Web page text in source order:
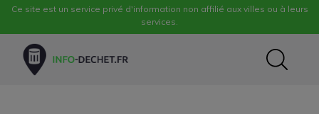
Ce site est un service privé d'information non affilié aux villes ou à leurs
services.